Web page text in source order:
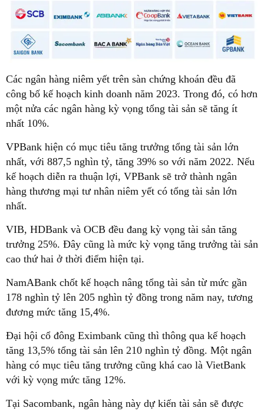
Các ngân hàng niêm yết trên sàn chứng khoán đều đã
công bố kế hoạch kinh doanh năm 2023. Trong đó, có hơn
một nửa các ngân hàng kỳ vọng tổng tài sản sẽ tăng ít
nhất 10%.
VPBank hiện có mục tiêu tăng trưởng tổng tài sản lớn
nhất, với 887,5 nghìn tỷ, tăng 39% so với năm 2022. Nếu
kế hoạch diễn ra thuận lợi, VPBank sẽ trở thành ngân
hàng thương mại tư nhân niêm yết có tổng tài sản lớn
nhất.
VIB, HDBank và OCB đều đang kỳ vọng tài sản tăng
trưởng 25%. Đây cũng là mức kỳ vọng tăng trưởng tài sản
cao thứ hai ở thời điểm hiện tại.
NamABank chốt kế hoạch nâng tổng tài sản từ mức gần
178 nghìn tỷ lên 205 nghìn tỷ đồng trong năm nay, tương
đương mức tăng 15,4%.
Đại hội cổ đông Eximbank cũng thì thông qua kế hoạch
tăng 13,5% tổng tài sản lên 210 nghìn tỷ đồng. Một ngân
hàng có mục tiêu tăng trưởng cũng khá cao là VietBank
với kỳ vọng mức tăng 12%.
Tại Sacombank, ngân hàng này dự kiến tài sản sẽ được